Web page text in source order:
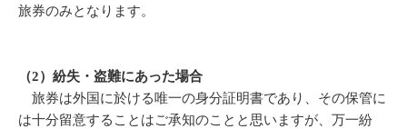
旅券のみとなります。
（2）紛失・盗難にあった場合
旅券は外国に於ける唯一の身分証明書であり、その保管に
は十分留意することはご承知のことと思いますが、万一紛